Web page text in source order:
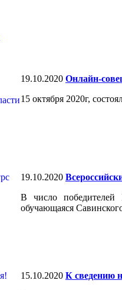
19.10.2020 Онлайн-
15 октября 2020г,
19.10.2020
В число победителей
обучающаяся
15.10.2020 К сведению